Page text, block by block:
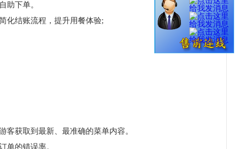
助下单。
化结账流程，提升用餐体验;
获取到最新、最准确的菜单内容。
单的错误率。